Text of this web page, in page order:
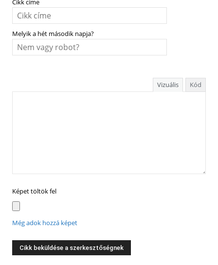
Cikk címe
Melyik a hét második napja?
Vizuális Kód
Képet töltök fel
Még adok hozzá képet